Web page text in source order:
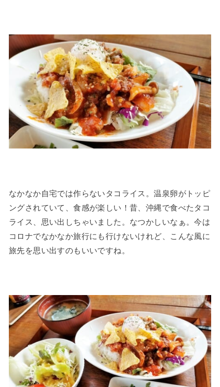
なかなか自宅では作らないタコライス。温泉卵がトッピ
ングされていて、食感が楽しい！昔、沖縄で食べたタコ
ライス、思い出しちゃいました。なつかしいなぁ。今は
コロナでなかなか旅行にも行けないけれど、こんな風に
旅先を思い出すのもいいですね。